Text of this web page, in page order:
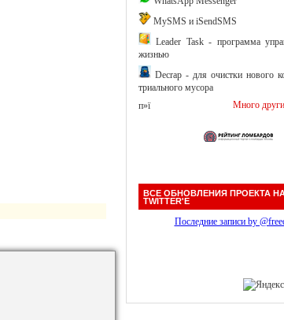
MySMS и iSendSMS
Leader Task - программа
жизнью
Decrap - для очистки нового
триального мусора
Много
п»ї
ВСЕ ОБНОВЛЕНИЯ ПРОЕКТА
TWITTER'Е
Последние записи by